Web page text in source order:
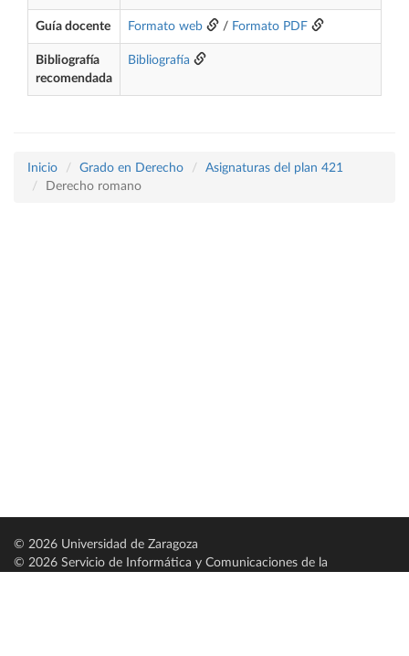
Guía docente Formato web / Formato PDF
Bibliografía
recomendada
Bibliografía
Inicio Grado en Derecho
Asignaturas del plan 421
Derecho romano
© 2026 Universidad de Zaragoza
© 2026 Servicio de Informática y Comunicaciones de la